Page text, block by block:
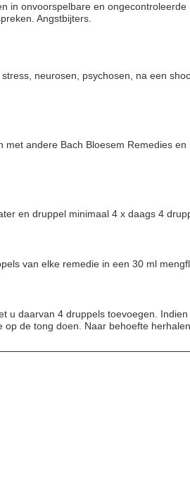
in onvoorspelbare en ongecontroleerde
Angstbijters.
neurosen, psychosen, na een
andere Bach Bloesem Remedies en
en druppel minimaal 4 x daags 4
van elke remedie in een 30 ml
u daarvan 4 druppels toevoegen. Indien
de tong doen. Naar behoefte herhalen,